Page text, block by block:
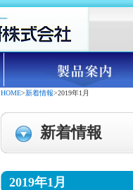
HOME>新着情報>2019年1月
新着情報
2019年1月